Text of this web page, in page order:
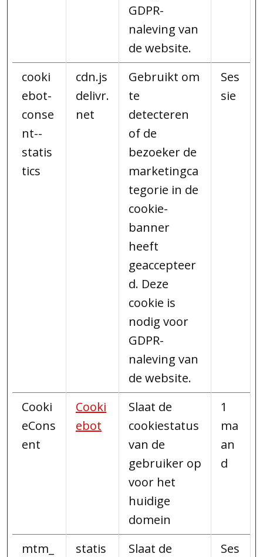
GDPR-
naleving van
de website.
cooki
ebot-
conse
nt--
statis
tics
cdn.js
delivr.
net
Gebruikt om
te
detecteren
of de
bezoeker de
marketingca
tegorie in de
cookie-
banner
heeft
geaccepteer
d. Deze
cookie is
nodig voor
GDPR-
naleving van
de website.
Ses
sie
Cooki
eCons
ent
Cooki
ebot
Slaat de
cookiestatus
van de
gebruiker op
voor het
huidige
domein
1
ma
an
d
mtm_
statis
Slaat de
Ses